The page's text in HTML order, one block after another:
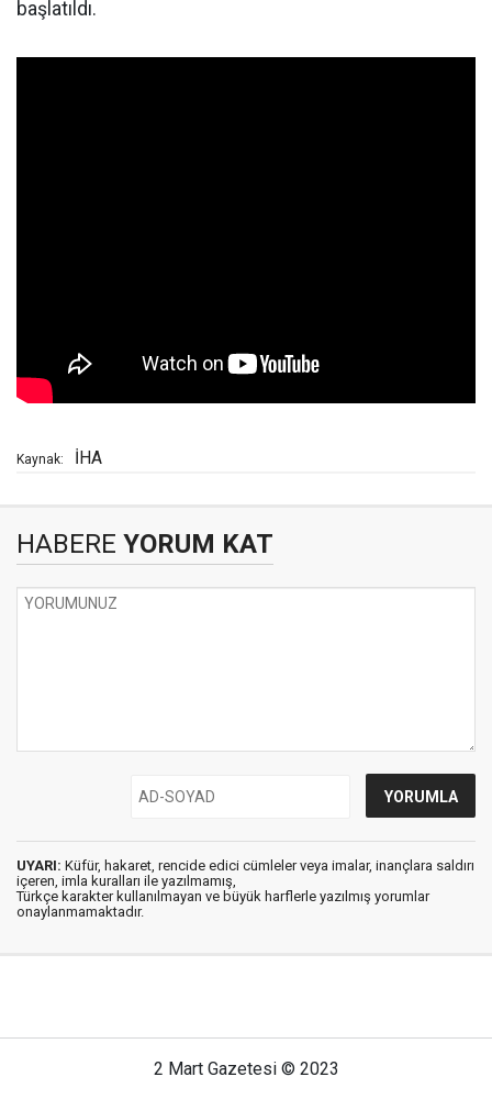
başlatıldı.
Kaynak: İHA
HABERE YORUM KAT
UYARI: Küfür, hakaret, rencide edici cümleler veya imalar, inançlara saldırı
içeren, imla kuralları ile yazılmamış,
Türkçe karakter kullanılmayan ve büyük harflerle yazılmış yorumlar
onaylanmamaktadır.
2 Mart Gazetesi © 2023